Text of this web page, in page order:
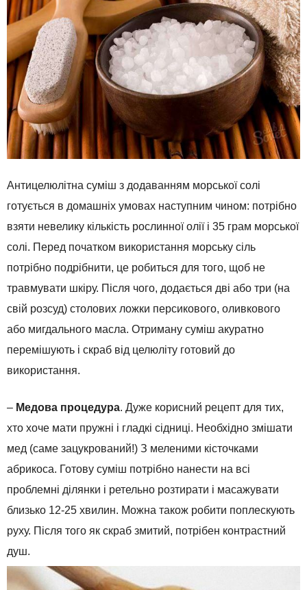
Антицелюлітна суміш з додаванням морської солі
готується в домашніх умовах наступним чином: потрібно
взяти невелику кількість рослинної олії і 35 грам морської
солі. Перед початком використання морську сіль
потрібно подрібнити, це робиться для того, щоб не
травмувати шкіру. Після чого, додається дві або три (на
свій розсуд) столових ложки персикового, оливкового
або мигдального масла. Отриману суміш акуратно
перемішують і скраб від целюліту готовий до
використання.
– Медова процедура. Дуже корисний рецепт для тих,
хто хоче мати пружні і гладкі сідниці. Необхідно змішати
мед (саме зацукрований!) З меленими кісточками
абрикоса. Готову суміш потрібно нанести на всі
проблемні ділянки і ретельно розтирати і масажувати
близько 12-25 хвилин. Можна також робити поплескують
руху. Після того як скраб змитий, потрібен контрастний
душ.